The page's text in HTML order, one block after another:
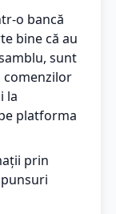
o bancă
bine că au
sunt
comenzilor
la
platforma
prin